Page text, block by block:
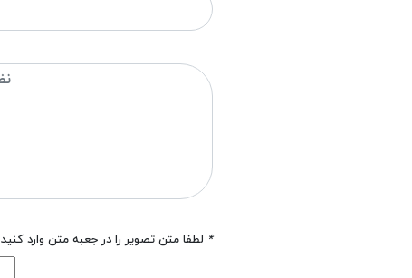
* لطفا متن تصویر را در جعبه متن وارد کنید